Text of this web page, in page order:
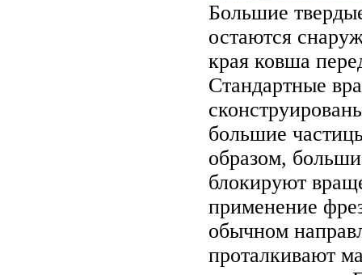
Большие
остаются
края ковша
Стандартные
большие
образом,
блокируют
применение
обычном
проталкивают